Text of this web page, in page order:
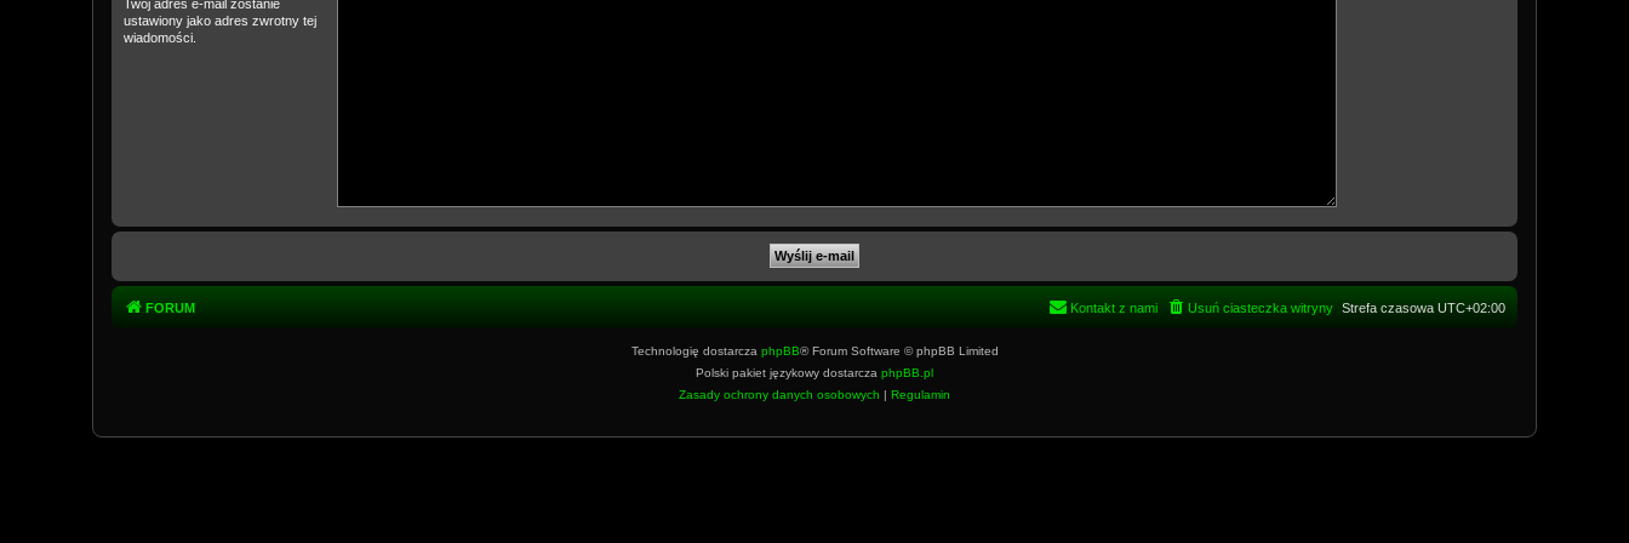
Twój adres e-mail zostanie
ustawiony jako adres zwrotny tej
wiadomości.
FORUM Strefa czasowa UTC+02:00
Usuń ciasteczka witryny
Kontakt z nami
Technologię dostarcza phpBB® Forum Software © phpBB Limited
Polski pakiet językowy dostarcza phpBB.pl
Zasady ochrony danych osobowych | Regulamin